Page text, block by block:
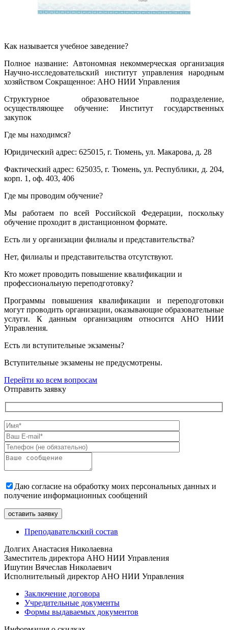
Как называется учебное заведение?
Полное название: Автономная некоммерческая организация
Научно-исследовательский институт управления народным
хозяйством Сокращенное: АНО НИИ Управления
Структурное образовательное подразделение,
осуществляющее обучение: Институт государственных
закупок
Где мы находимся?
Юридический адрес: 625015, г. Тюмень, ул. Макарова, д. 28
Фактический адрес: 625035, г. Тюмень, ул. Республики, д. 204,
корп. 1, оф. 403, 406
Где мы проводим обучение?
Мы работаем по всей Российской Федерации, поскольку
обучение проходит в дистанционном формате.
Есть ли у организации филиалы и представительства?
Нет, филиалы и представительства отсутствуют.
Кто может проводить повышение квалификации и
профессиональную переподготовку?
Программы повышения квалификации и переподготовки
могут проводить организации, оказывающие образовательные
услуги. К данным организациям относится АНО НИИ
Управления.
Есть ли вступительные экзамены?
Вступительные экзамены не предусмотрены.
Перейти ко всем вопросам
Отправить заявку
Даю согласие на обработку моих персональных данных и
получение информационных сообщений
Преподавательский состав
Долгих Анастасия Николаевна
Заместитель директора АНО НИИ Управления
Ишутин Вячеслав Николаевич
Исполнительный директор АНО НИИ Управления
Заключение договора
Учредительные документы
Формы выдаваемых документов